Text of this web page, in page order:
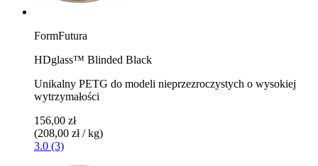
FormFutura
HDglass™ Blinded Black
Unikalny PETG do modeli nieprzezroczystych o wysokiej
wytrzymałości
156,00 zł
(208,00 zł / kg)
3.0 (3)